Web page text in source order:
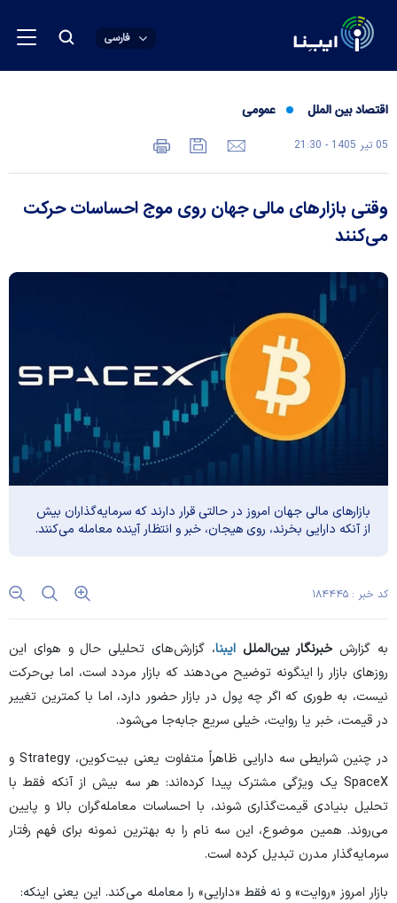
فارسی
اقتصاد بین الملل عمومی
05 تير 1405 - 21:30
وقتی بازار‌های مالی جهان روی موج احساسات حرکت
می‌کنند
بازار‌های مالی جهان امروز در حالتی قرار دارند که سرمایه‌گذاران بیش
از آنکه دارایی بخرند، روی هیجان، خبر و انتظار آینده معامله می‌کنند.
کد خبر : ۱۸۴۴۴۵
به گزارش خبرنگار بین‌المللایبنا، گزارش‌های تحلیلی حال و هوای این
روز‌های بازار را اینگونه توضیح می‌دهند که بازار مردد است، اما بی‌حرکت
نیست، به طوری که اگر چه پول در بازار حضور دارد، اما با کمترین تغییر
در قیمت، خبر یا روایت، خیلی سریع جابه‌جا می‌شود.
در چنین شرایطی سه دارایی ظاهراً متفاوت یعنی بیت‌کوین، Strategy و
SpaceX یک ویژگی مشترک پیدا کرده‌اند: هر سه بیش از آنکه فقط با
تحلیل بنیادی قیمت‌گذاری شوند، با احساسات معامله‌گران بالا و پایین
می‌روند. همین موضوع، این سه نام را به بهترین نمونه برای فهم رفتار
سرمایه‌گذار مدرن تبدیل کرده است.
بازار امروز «روایت» و نه فقط «دارایی» را معامله می‌کند. این یعنی اینکه: